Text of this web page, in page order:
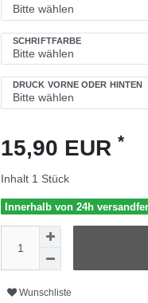
SCHRIFTFARBE
DRUCK VORNE ODER HINTEN
15,90 EUR *
Inhalt 1 Stück
Innerhalb von 24h
Wunschliste